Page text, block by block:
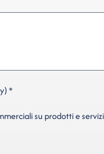
*
su prodotti e